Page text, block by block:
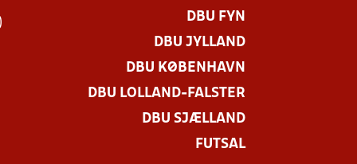
DBU FYN
DBU JYLLAND
DBU KØBENHAVN
DBU LOLLAND-FALSTER
DBU SJÆLLAND
FUTSAL